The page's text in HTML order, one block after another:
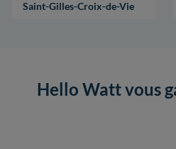
Saint-Gilles-Croix-de-Vie
Hello Watt vous